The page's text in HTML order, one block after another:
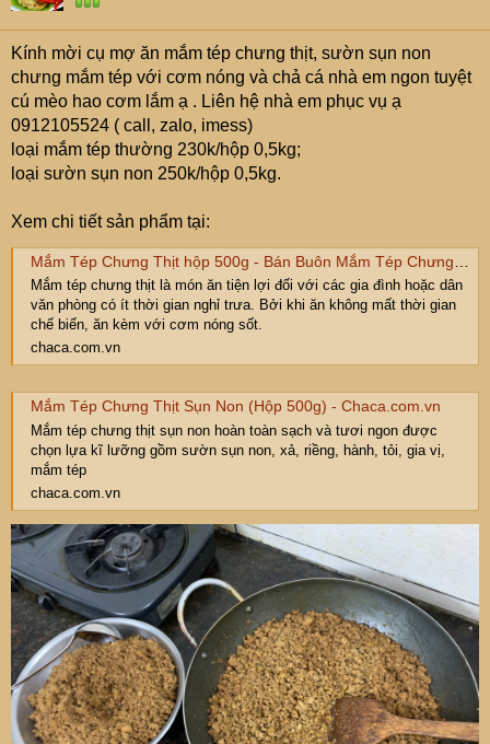
Kính mời cụ mợ ăn mắm tép chưng thịt, sườn sụn non
chưng mắm tép với cơm nóng và chả cá nhà em ngon tuyệt
cú mèo hao cơm lắm ạ . Liên hệ nhà em phục vụ ạ
0912105524 ( call, zalo, imess)
loại mắm tép thường 230k/hộp 0,5kg;
loại sườn sụn non 250k/hộp 0,5kg.
Xem chi tiết sản phẩm tại:
Mắm Tép Chưng Thịt hộp 500g - Bán Buôn Mắm Tép Chưng Thịt
Mắm tép chưng thịt là món ăn tiện lợi đối với các gia đình hoặc dân
văn phòng có ít thời gian nghỉ trưa. Bởi khi ăn không mất thời gian
chế biến, ăn kèm với cơm nóng sốt.
chaca.com.vn
Mắm Tép Chưng Thịt Sụn Non (Hộp 500g) - Chaca.com.vn
Mắm tép chưng thịt sụn non hoàn toàn sạch và tươi ngon được
chọn lựa kĩ lưỡng gồm sườn sụn non, xả, riềng, hành, tỏi, gia vị,
mắm tép
chaca.com.vn